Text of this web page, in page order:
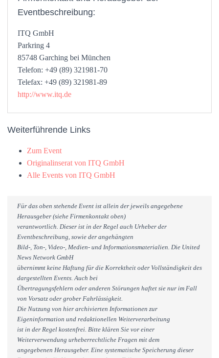
Eventbeschreibung:
ITQ GmbH
Parkring 4
85748 Garching bei München
Telefon: +49 (89) 321981-70
Telefax: +49 (89) 321981-89
http://www.itq.de
Weiterführende Links
Zum Event
Originalinserat von ITQ GmbH
Alle Events von ITQ GmbH
Für das oben stehende Event ist allein der jeweils angegebene
Herausgeber (siehe Firmenkontakt oben)
verantwortlich. Dieser ist in der Regel auch Urheber der
Eventbeschreibung, sowie der angehängten
Bild-, Ton-, Video-, Medien- und Informationsmaterialien. Die United
News Network GmbH
übernimmt keine Haftung für die Korrektheit oder Vollständigkeit des
dargestellten Events. Auch bei
Übertragungsfehlern oder anderen Störungen haftet sie nur im Fall
von Vorsatz oder grober Fahrlässigkeit.
Die Nutzung von hier archivierten Informationen zur
Eigeninformation und redaktionellen Weiterverarbeitung
ist in der Regel kostenfrei. Bitte klären Sie vor einer
Weiterverwendung urheberrechtliche Fragen mit dem
angegebenen Herausgeber. Eine systematische Speicherung dieser